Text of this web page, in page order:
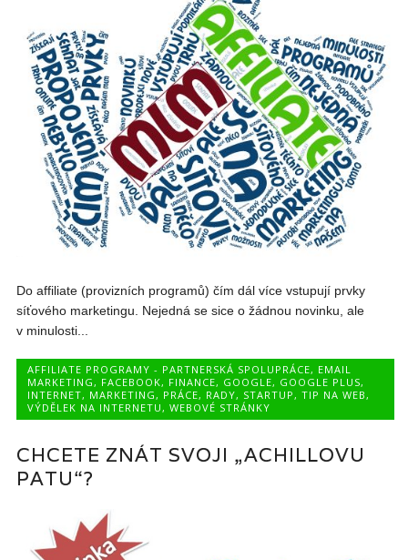
Do affiliate (provizních programů) čím dál více vstupují prvky
síťového marketingu. Nejedná se sice o žádnou novinku, ale
v minulosti...
AFFILIATE PROGRAMY - PARTNERSKÁ SPOLUPRÁCE, EMAIL
MARKETING , FACEBOOK, FINANCE, GOOGLE, GOOGLE PLUS,
INTERNET, MARKETING , PRÁCE, RADY, STARTUP ,TIP NA WEB ,
VÝDĚLEK NA INTERNETU ,WEBOVÉ STRÁNKY
CHCETE ZNÁT SVOJI „ACHILLOVU
PATU“?